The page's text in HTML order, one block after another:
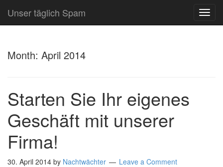
Unser täglich Spam
Month: April 2014
Starten Sie Ihr eigenes
Geschäft mit unserer
Firma!
30. April 2014 by Nachtwächter Leave a Comment